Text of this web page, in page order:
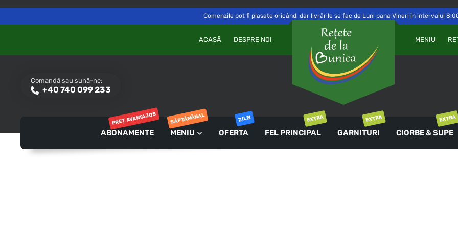
Delivery toSăvinești, NT Switch
Comenzile pot fi plasate oricând, dar livrările se fac de Luni pana Vineri în intervalul
MENIU
ACASĂ DESPRE NOI
Comandă sau sună-ne:
+40 740 099 233
PAROLĂ
AUTENTIFICARE
Ai uitat parola?
ABONAMENTE
PREȚ AVANTAJOS
MENIU
SĂPTĂMÂNAL
OFERTA
ZILEI
FEL PRINCIPAL
EXTRA
GARNITURI
EXTRA
CIORBE & SUPE
EXTRA